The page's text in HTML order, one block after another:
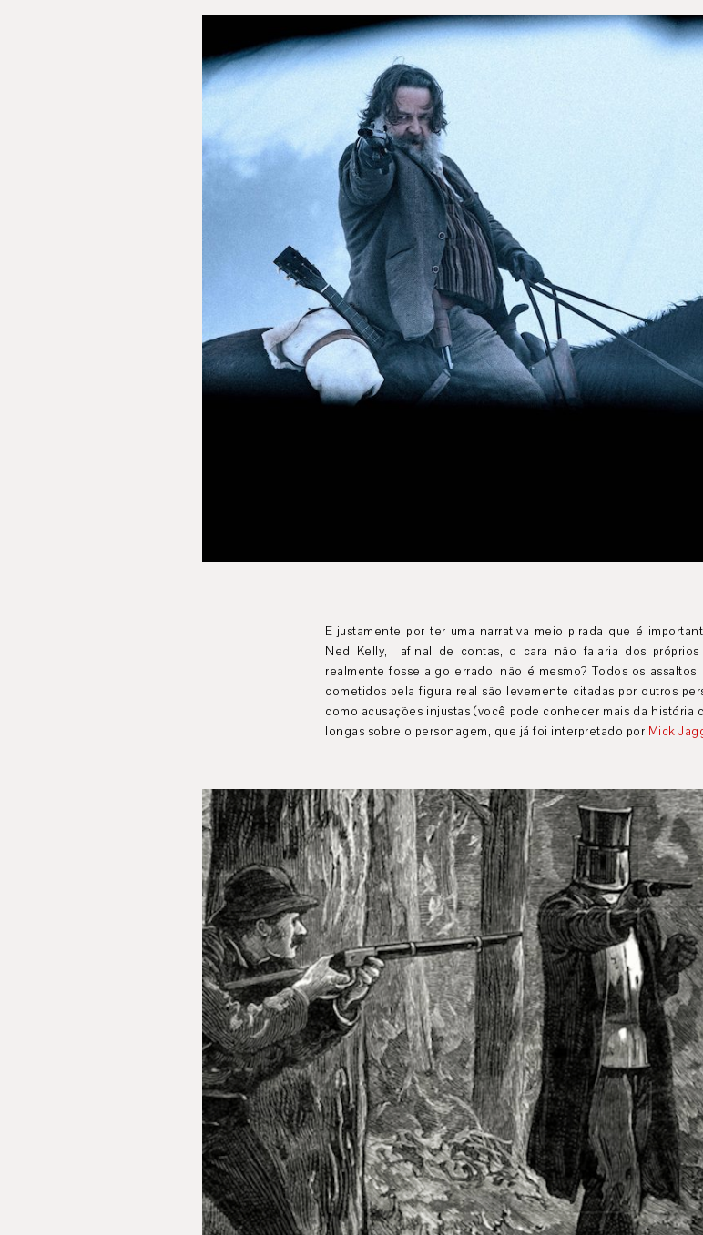
E justamente por ter uma narrativa meio pirada que é
Ned Kelly, afinal de contas, o cara não falaria dos
realmente fosse algo errado, não é mesmo? Todos os
cometidos pela figura real são levemente citadas por outros
como acusações injustas (você pode conhecer mais da história
longas sobre o personagem, que já foi interpretado por Mick